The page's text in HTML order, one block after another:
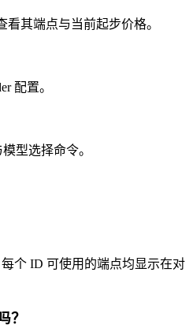
其端点与当前起步价格。
配置。
型选择命令。
个 ID 可使用的端点均显示在对
？